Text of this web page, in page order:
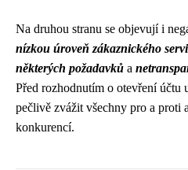
Na druhou stranu se objevují i
nízkou úroveň zákaznického
některých požadavků a
Před rozhodnutím o otevření
pečlivě zvážit všechny pro a proti
konkurencí.